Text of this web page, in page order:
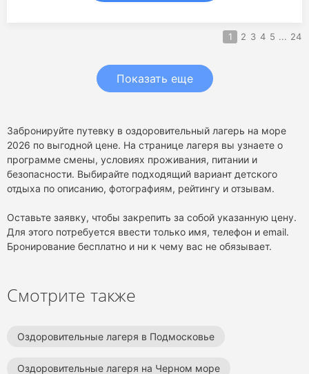
1 2 3 4 5 ... 24
Показать еще
Забронируйте путевку в оздоровительный лагерь на море
2026 по выгодной цене. На странице лагеря вы узнаете о
программе смены, условиях проживания, питании и
безопасности. Выбирайте подходящий вариант детского
отдыха по описанию, фотографиям, рейтингу и отзывам.
Оставьте заявку, чтобы закрепить за собой указанную цену.
Для этого потребуется ввести только имя, телефон и email.
Бронирование бесплатно и ни к чему вас не обязывает.
Смотрите также
Оздоровительные лагеря в Подмосковье
Оздоровительные лагеря на Черном море